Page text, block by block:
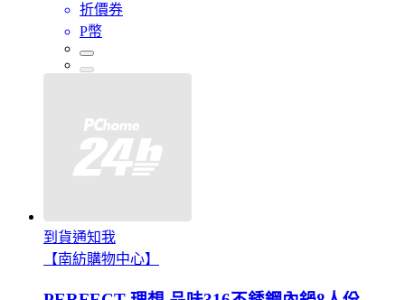
折價券
P幣
到貨通知我
【南紡購物中心】